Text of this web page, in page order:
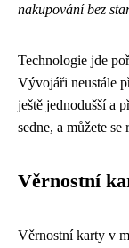
nakupování bez
Technologie jde
Vývojáři neustále
ještě jednodušší a
sedne, a můžete
Věrnostní
Věrnostní karty v